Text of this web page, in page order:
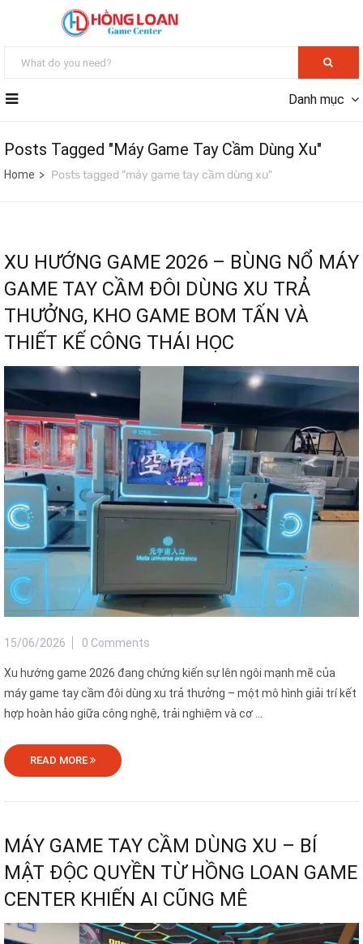
Danh mục
Posts Tagged "máy Game Tay Cầm Dùng Xu"
Home Posts tagged "máy game tay cầm dùng xu"
XU HƯỚNG GAME 2026 – BÙNG NỔ MÁY
GAME TAY CẦM ĐÔI DÙNG XU TRẢ
THƯỞNG, KHO GAME BOM TẤN VÀ
THIẾT KẾ CÔNG THÁI HỌC
15/06/2026 0 Comments
Xu hướng game 2026 đang chứng kiến sự lên ngôi mạnh mẽ của
máy game tay cầm đôi dùng xu trả thưởng – một mô hình giải trí kết
hợp hoàn hảo giữa công nghệ, trải nghiệm và cơ ...
READ MORE
MÁY GAME TAY CẦM DÙNG XU – BÍ
MẬT ĐỘC QUYỀN TỪ HỒNG LOAN GAME
CENTER KHIẾN AI CŨNG MÊ